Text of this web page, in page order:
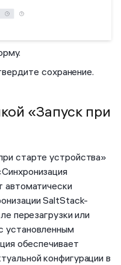
сохранение.
«Запуск при
старте устройства»
автоматически
SaltStack-
перезагрузки или
установленным
обеспечивает
конфигурации в